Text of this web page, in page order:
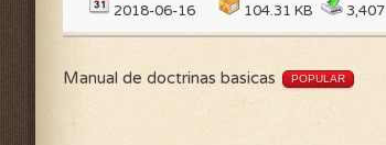
2018-06-16 104.31 KB 3,407
Manual de doctrinas basicas POPULAR